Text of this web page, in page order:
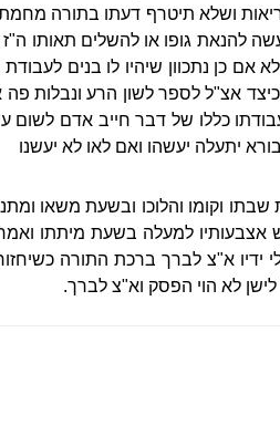
הבריאות ושלא תיטרף דעתו בתורה
להנאת גופו או להשלים תאותו ה"ז
אם כן נתכוון שיהיו לו בנים לעבודת
אצ"ל לספר לשון הרע ונבלות פה
כללו של דבר חייב אדם לשום
יתעלה יעשהו ואם לאו לא יעשנו
וקומו והלוכו ובשעת משאו
אצבעותיו למעלה בשעת מיתתו ואמר
ידיו א"צ לברך ברכת התורה
לא הוי הפסק וא"צ לברך.